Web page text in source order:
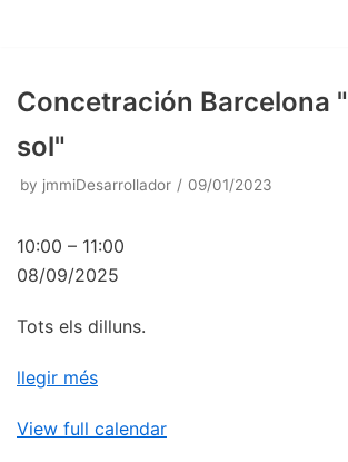
Concetración Barcelona
sol"
by jmmiDesarrollador 09/01/2023
10:00 – 11:00
08/09/2025
Tots els dilluns.
llegir més
View full calendar